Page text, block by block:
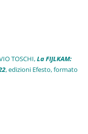
TOSCHI,La FIJLKAM:
, edizioni Efesto, formato